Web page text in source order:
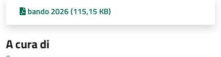
bando 2026 (115,15 KB)
A cura di